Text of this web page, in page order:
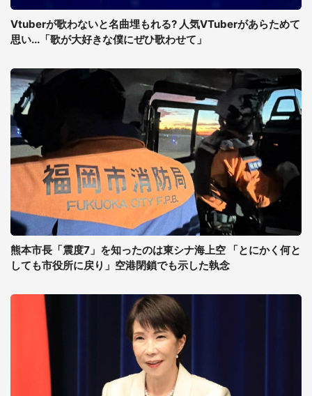
Vtuberが歌わないと名曲埋もれる? 人気VTuberがあらためて
思い...「歌が大好きな僕にぜひ歌わせて」
熊本市長「震度7」を知ったのは東シナ海上空 「とにかく何と
しても市役所に戻り」空港閉鎖でも示した執念